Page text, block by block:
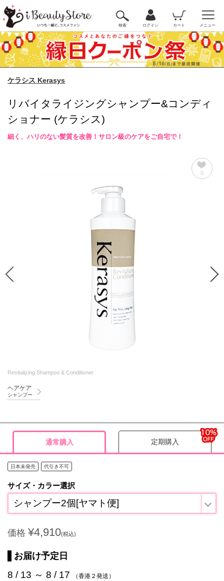
検索 ログイン カート メニュー
ケラシス Kerasys
リバイタライジングシャンプー&コンディ
ショナー (ケラシス)
細く、ハリのない髪質を改善！サロン級のケアをご自宅で！
0
Revitalizing Shampoo & Conditioner
ヘアケア
シャンプー
通常購入 定期購入
日本未発売 代引き不可
サイズ・カラー選択
シャンプー2個[ヤマト便]
価格 ¥4,910(税込)
お届け予定日
8 / 13 ～ 8 / 17 （香港２発送）